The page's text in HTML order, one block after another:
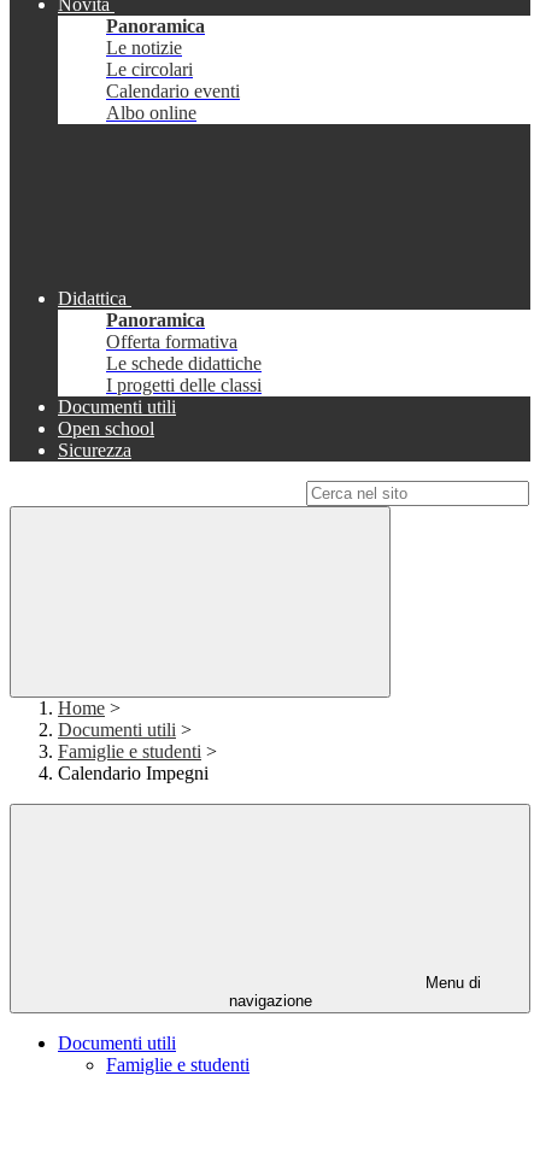
Novità
Panoramica
Le notizie
Le circolari
Calendario eventi
Albo online
Didattica
Panoramica
Offerta formativa
Le schede didattiche
I progetti delle classi
Documenti utili
Open school
Sicurezza
Home >
Documenti utili >
Famiglie e studenti >
Calendario Impegni
Menu di
navigazione
Documenti utili
Famiglie e studenti